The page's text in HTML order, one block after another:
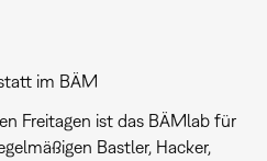
im BÄM
Freitagen ist das BÄMlab für
Bastler, Hacker,